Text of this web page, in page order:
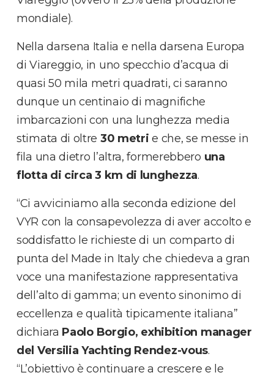
mondiale).
Nella darsena Italia e nella darsena Europa
di Viareggio, in uno specchio d’acqua di
quasi 50 mila metri quadrati, ci saranno
dunque un centinaio di magnifiche
imbarcazioni con una lunghezza media
stimata di oltre 30 metri e che, se messe in
fila una dietro l’altra, formerebbero una
flotta di circa 3 km di lunghezza.
“Ci avviciniamo alla seconda edizione del
VYR con la consapevolezza di aver accolto e
soddisfatto le richieste di un comparto di
punta del Made in Italy che chiedeva a gran
voce una manifestazione rappresentativa
dell’alto di gamma; un evento sinonimo di
eccellenza e qualità tipicamente italiana”
dichiara Paolo Borgio, exhibition manager
del Versilia Yachting Rendez-vous.
“L’obiettivo è continuare a crescere e le